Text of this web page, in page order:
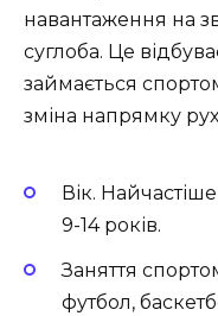
навантаження на
суглоба. Це
займається
зміна напрямку
Вік.
9-14 років.
Заняття
футбол,